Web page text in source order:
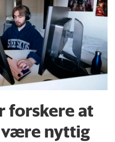
forskere at
nyttig